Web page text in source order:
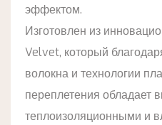
эффектом.
Изготовлен из
Velvet, который
волокна и технологии
переплетения обладает
теплоизоляционными и